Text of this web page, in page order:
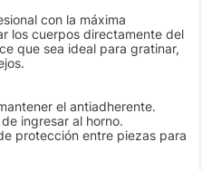
con la máxima
los cuerpos directamente del
que sea ideal para gratinar,
el antiadherente.
ingresar al horno.
protección entre piezas para